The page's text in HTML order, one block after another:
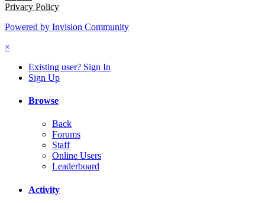
Privacy Policy
Powered by Invision Community
×
Existing user? Sign In
Sign Up
Browse
Back
Forums
Staff
Online Users
Leaderboard
Activity